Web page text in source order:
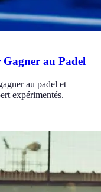
Gagner au Padel
au padel et
expérimentés.